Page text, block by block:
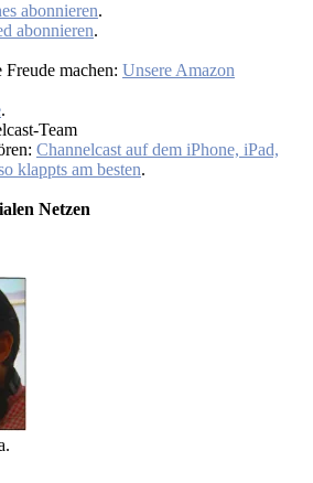
abonnieren.
abonnieren.
machen: Unsere Amazon
.
Team
Channelcast auf dem iPhone, iPad,
klappts am besten.
Netzen